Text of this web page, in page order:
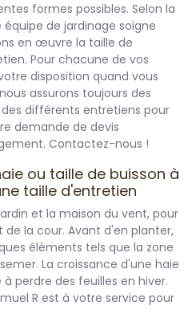
formes possibles. Selon la
de jardinage soigne
en œuvre la taille de
Pour chacune de vos
disposition quand vous
assurons toujours des
différents entretiens pour
demande de devis
Contactez-nous !
ou taille de buisson à
taille d'entretien
et la maison du vent, pour
de la cour. Avant d'en planter,
éléments tels que la zone
La croissance d'une haie
perdre des feuilles en hiver.
R est à votre service pour